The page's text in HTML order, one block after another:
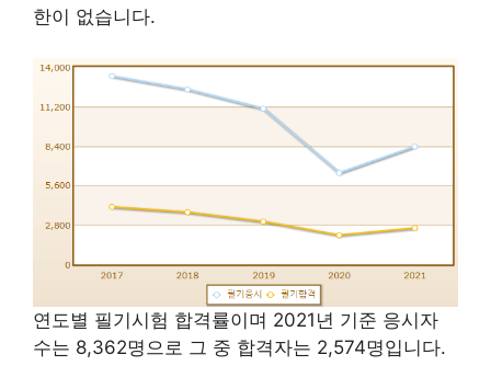
한이 없습니다.
연도별 필기시험 합격률이며 2021년 기준 응시자
수는 8,362명으로 그 중 합격자는 2,574명입니다.